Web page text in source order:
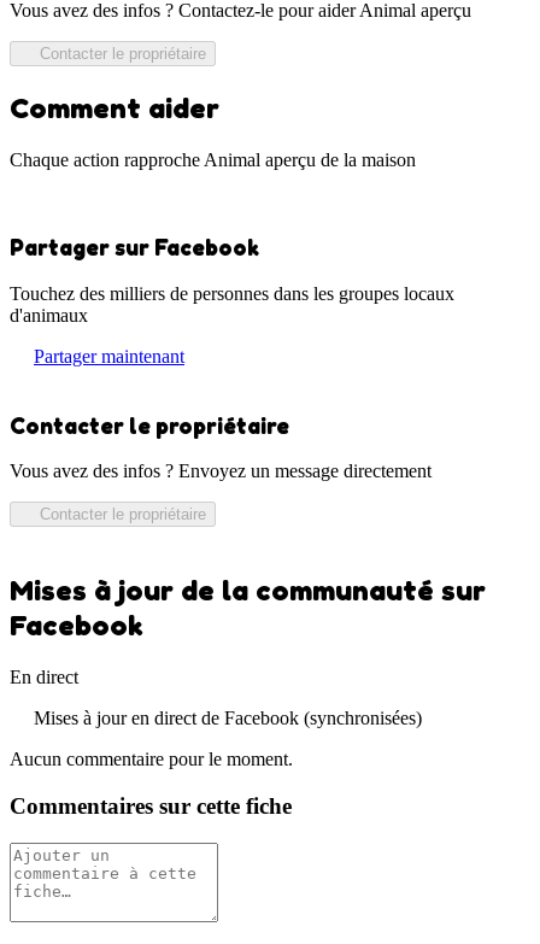
Vous avez des infos ? Contactez-le pour aider Animal aperçu
Contacter le propriétaire
Comment aider
Chaque action rapproche Animal aperçu de la maison
Partager sur Facebook
Touchez des milliers de personnes dans les groupes locaux
d'animaux
Partager maintenant
Contacter le propriétaire
Vous avez des infos ? Envoyez un message directement
Contacter le propriétaire
Mises à jour de la communauté sur
Facebook
En direct
Mises à jour en direct de Facebook (synchronisées)
Aucun commentaire pour le moment.
Commentaires sur cette fiche